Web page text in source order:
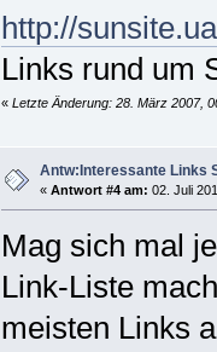
http://
Links rund um
« Letzte Änderung: 28. März 2007,
Antw:Interessante Links
« Antwort #4 am: 02. Juli
Mag sich mal
Link-Liste
meisten Links